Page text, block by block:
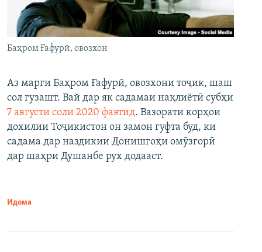
Баҳром Ғафурӣ, овозхон
Аз марги Баҳром Ғафурӣ, овозхони тоҷик, шаш
сол гузашт. Вай дар як садамаи нақлиётӣ субҳи
7 августи соли 2020 фавтид. Вазорати корҳои
дохилии Тоҷикистон он замон гуфта буд, ки
садама дар наздикии Донишгоҳи омӯзгорӣ
дар шаҳри Душанбе рух додааст.
Идома